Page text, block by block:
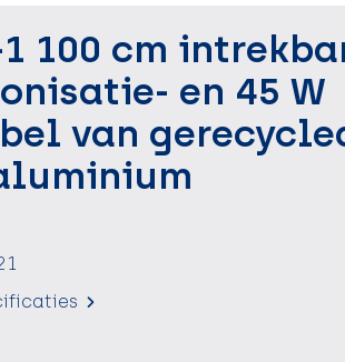
100 cm
en 45 W
van